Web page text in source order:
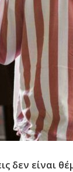
δεν είναι